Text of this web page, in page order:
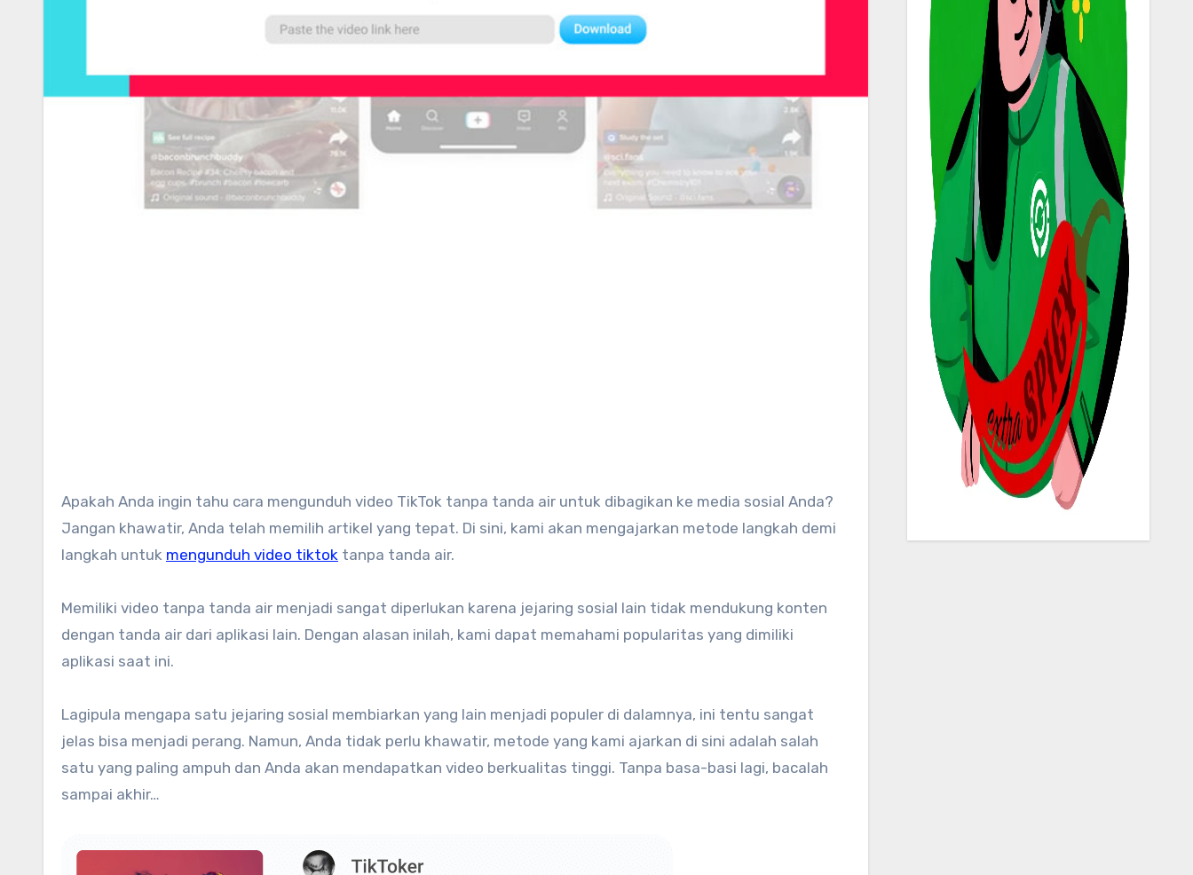
Apakah Anda ingin tahu cara mengunduh video TikTok tanpa tanda air untuk dibagikan ke media sosial Anda?
Jangan khawatir, Anda telah memilih artikel yang tepat. Di sini, kami akan mengajarkan metode langkah demi
langkah untuk mengunduh video tiktok tanpa tanda air.
Memiliki video tanpa tanda air menjadi sangat diperlukan karena jejaring sosial lain tidak mendukung konten
dengan tanda air dari aplikasi lain. Dengan alasan inilah, kami dapat memahami popularitas yang dimiliki
aplikasi saat ini.
Lagipula mengapa satu jejaring sosial membiarkan yang lain menjadi populer di dalamnya, ini tentu sangat
jelas bisa menjadi perang. Namun, Anda tidak perlu khawatir, metode yang kami ajarkan di sini adalah salah
satu yang paling ampuh dan Anda akan mendapatkan video berkualitas tinggi. Tanpa basa-basi lagi, bacalah
sampai akhir…